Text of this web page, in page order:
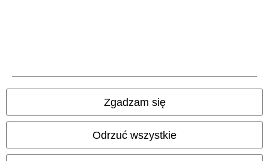
Zgadzam się
Odrzuć wszystkie
Wszystkie ceny zawierają podatek VAT. Nie zawierająkosztów
wysyłki.
© 1986-2026 E.M.P. Merchandising HGmbH